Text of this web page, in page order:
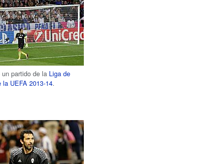
partido de la Liga de
la UEFA 2013-14.